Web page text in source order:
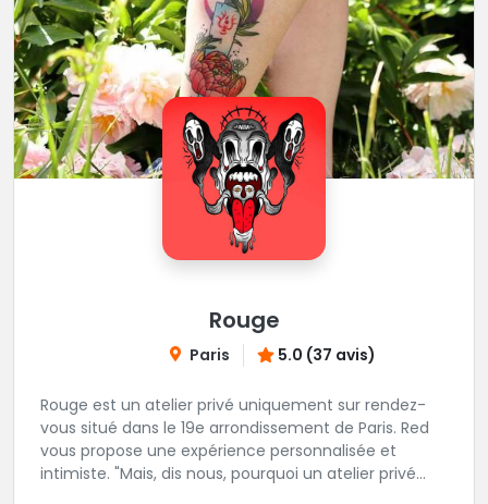
Rouge
Paris 5.0 (37 avis)
Rouge est un atelier privé uniquement sur rendez-
vous situé dans le 19e arrondissement de Paris. Red
vous propose une expérience personnalisée et
intimiste. "Mais, dis nous, pourquoi un atelier privé